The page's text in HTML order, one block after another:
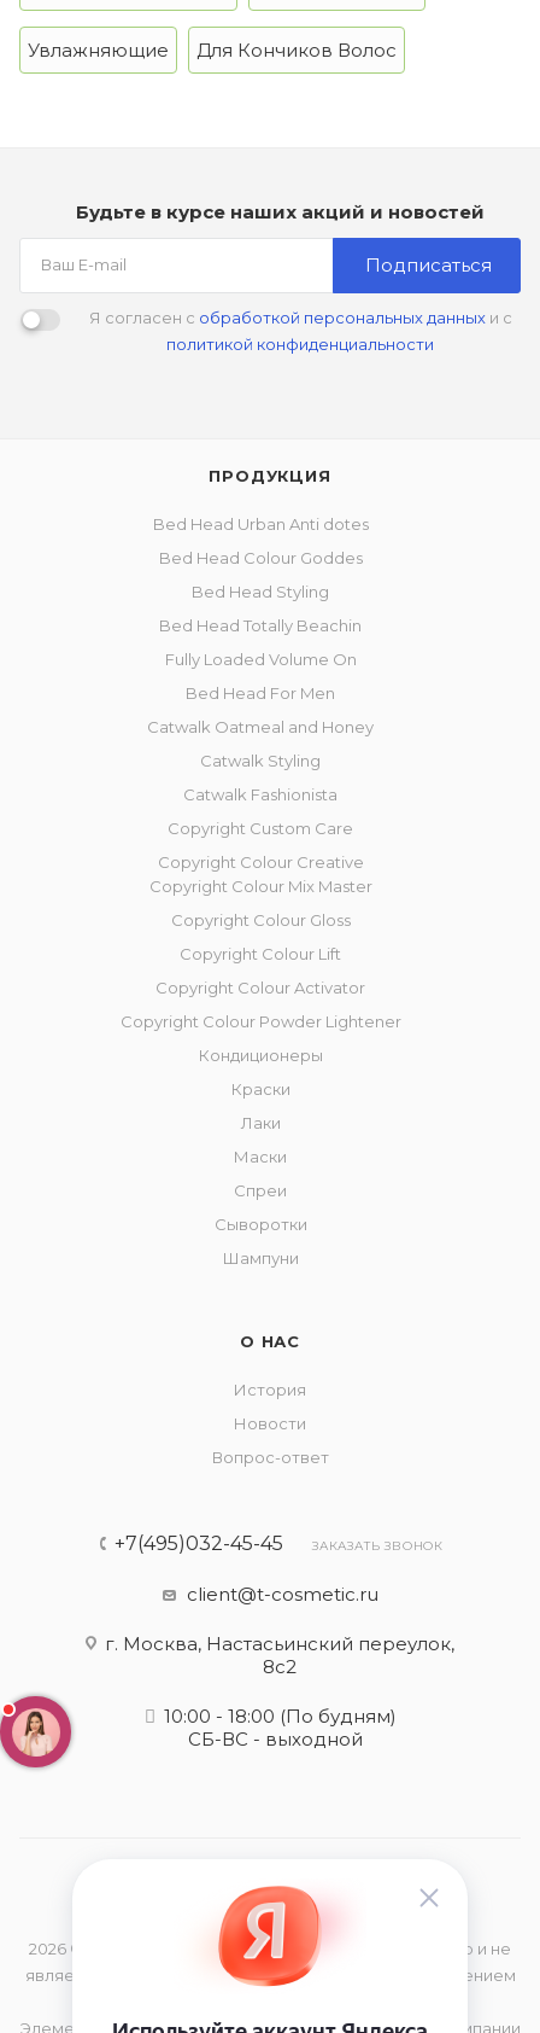
Увлажняющие Для Кончиков Волос
Будьте в курсе наших акций и новостей
Подписаться
Я согласен с обработкой персональных данныхи с
политикой конфиденциальности
ПРОДУКЦИЯ
Bed Head Urban Anti dotes
Bed Head Colour Goddes
Bed Head Styling
Bed Head Totally Beachin
Fully Loaded Volume On
Bed Head For Men
Catwalk Oatmeal and Honey
Catwalk Styling
Catwalk Fashionista
Copyright Custom Care
Copyright Colour Creative
Copyright Colour Mix Master
Copyright Сolour Gloss
Copyright Сolour Lift
Copyright Colour Activator
Copyright Colour Powder Lightener
Кондиционеры
Краски
Лаки
Маски
Спреи
Сыворотки
Шампуни
О НАС
История
Новости
Вопрос-ответ
+7(495)032-45-45 ЗАКАЗАТЬ ЗВОНОК
client@t-cosmetic.ru
г. Москва, Настасьинский переулок,
8с2
10:00 - 18:00 (По будням)
СБ-ВС - выходной
2026 © Данный сайт носит информационный характер и не
является публичной офертой, определяемой положением
Элементы дизайна и торговая марка принадлежат компании